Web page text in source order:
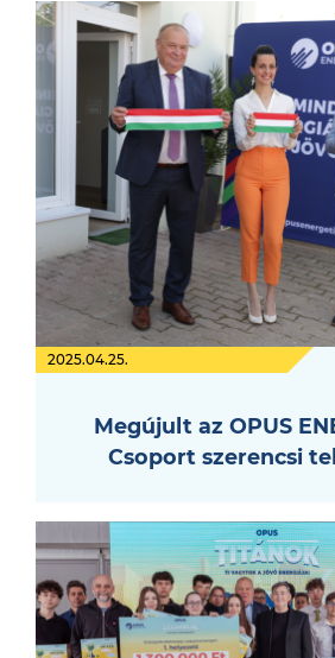
2025.04.25.
Megújult az OPUS
Csoport szerencsi